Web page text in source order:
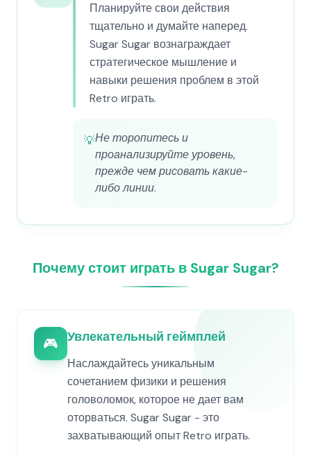
Планируйте свои действия
тщательно и думайте наперед.
Sugar Sugar вознаграждает
стратегическое мышление и
навыки решения проблем в этой
Retro играть.
💡Не торопитесь и
проанализируйте уровень,
прежде чем рисовать какие-
либо линии.
Почему стоит играть в Sugar Sugar?
🎮 Увлекательный геймплей
Наслаждайтесь уникальным
сочетанием физики и решения
головоломок, которое не дает вам
оторваться. Sugar Sugar - это
захватывающий опыт Retro играть.